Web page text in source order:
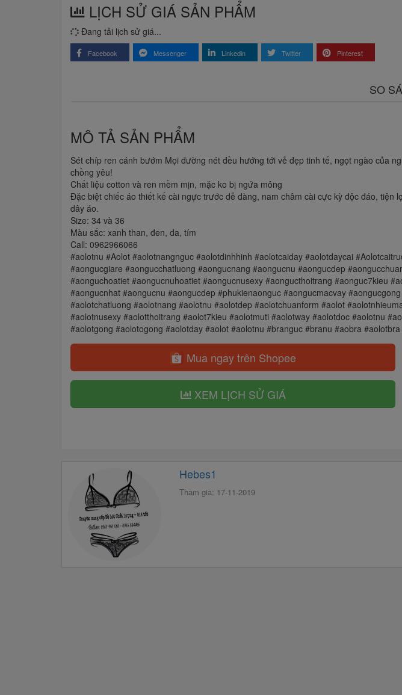
LỊCH SỬ GIÁ SẢN PHẨM
Đang tải lịch sử giá...
Facebook Messenger Linkedin Twitter Pinterest
SO
MÔ TẢ SẢN PHẨM
Sét chíp ren cánh bướm Mọi đường nét đều hướng tới vẻ đẹp tinh tế, ngọt ngào của
chồng yêu!
Chất liệu cotton và ren mềm mịn, mặc ko bị ngứa mông
Đặc biệt chiếc áo thiết kế cài ngực trước dễ dàng, nam châm cài cực kỳ độc đáo,
dây áo.
Size: 34 và 36
Màu sắc: xanh than, đen, da, tím
Call: 0962966066
#aolotnu #Aolot #aolotnangnguc #aolotdinhhinh #aolotcaiday #aolotdaycai
#aongucgiare #aongucchatluong #aongucnang #aongucnu #aongucdep
#aonguchoatiet #aongucnuhoatiet #aongucnusexy #aongucthoitrang #aonguc7kieu
#aongucnhat #aongucnu #aongucdep #phukienaonguc #aongucmacvay
#aolotchatluong #aolotnang #aolotnu #aolotdep #aolotchuanform #aolot
#aolotnusexy #aolotthoitrang #aolot7kieu #aolotmuti #aolotway #aolotdoc #aolotnu
#aolotgong #aolotogong #aolotday #aolot #aolotnu #branguc #branu #aobra
Mua ngay trên Shopee
XEM LỊCH SỬ GIÁ
Hebes1
Tham gia: 17-11-2019